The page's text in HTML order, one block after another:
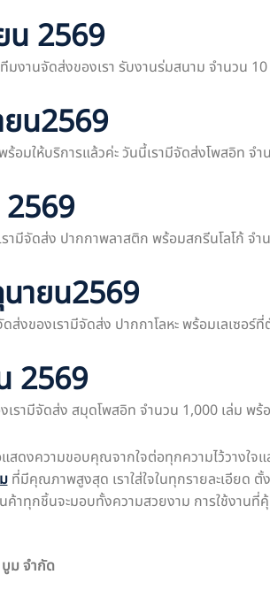
น 2569
นจัดส่งของเรา รับงานร่มสนาม จำนวน 10
น2569
อมให้บริการแล้วค่ะ วันนี้เรามีจัดส่งโพสอิท
มีจัดส่ง ปากกาพลาสติก พร้อมสกรีนโลโก้ จ
ายน2569
งของเรามีจัดส่ง ปากกาโลหะ พร้อมเลเซอ
2569
เรามีจัดส่ง สมุดโพสอิท จำนวน 1,000 เล่ม พ
ดงความขอบคุณจากใจต่อทุกความไว้วางใ
ที่มีคุณภาพสูงสุด เราใส่ใจในทุกรายละเอียด
าทุกชิ้นจะมอบทั้งความสวยงาม การใช้งาน
ม จำกัด